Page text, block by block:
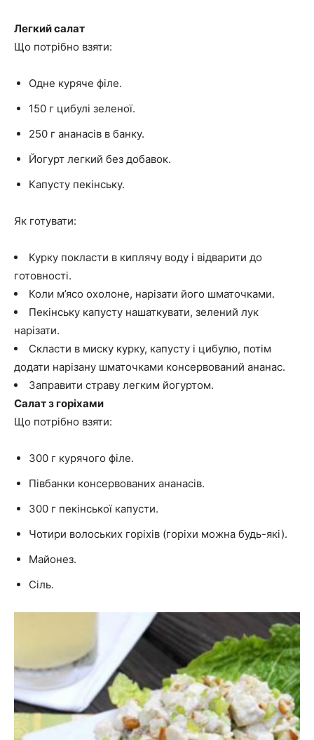
Легкий салат
Що потрібно взяти:
Одне куряче філе.
150 г цибулі зеленої.
250 г ананасів в банку.
Йогурт легкий без добавок.
Капусту пекінську.
Як готувати:
Курку покласти в киплячу воду і відварити до
готовності.
Коли м’ясо охолоне, нарізати його шматочками.
Пекінську капусту нашаткувати, зелений лук
нарізати.
Скласти в миску курку, капусту і цибулю, потім
додати нарізану шматочками консервований ананас.
Заправити страву легким йогуртом.
Салат з горіхами
Що потрібно взяти:
300 г курячого філе.
Півбанки консервованих ананасів.
300 г пекінської капусти.
Чотири волоських горіхів (горіхи можна будь-які).
Майонез.
Сіль.